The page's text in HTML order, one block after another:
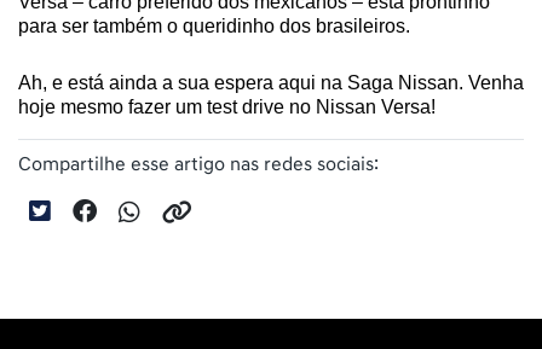
para ser também o queridinho dos brasileiros.
Ah, e está ainda a sua espera aqui na Saga Nissan. Venha
hoje mesmo fazer um test drive no Nissan Versa!
Compartilhe esse artigo nas redes sociais: